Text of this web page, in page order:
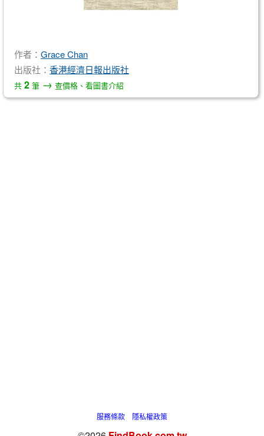
作者： Grace Chan
出版社： 香港經濟日報出版社
共 2 筆 → 查價格、看圖書介紹
服務條款 隱私權政策